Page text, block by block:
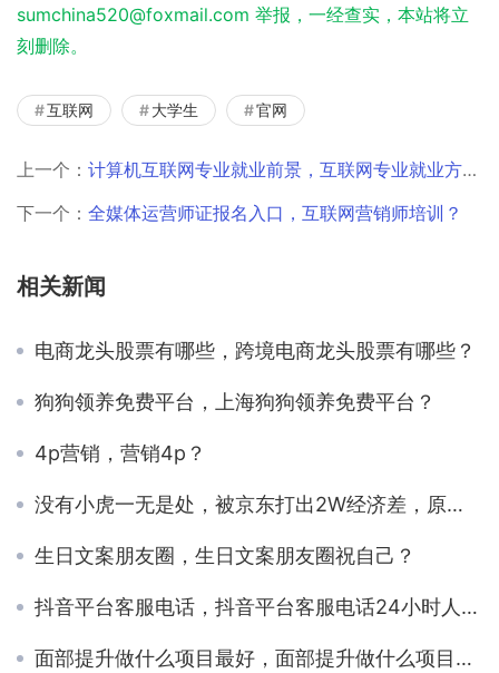
sumchina520@foxmail.com 举报，一经查实，本站将立
刻删除。
互联网 大学生 官网
上一个： 计算机互联网专业就业前景，互联网专业就业方向及前景？
下一个： 全媒体运营师证报名入口，互联网营销师培训？
相关新闻
电商龙头股票有哪些，跨境电商龙头股票有哪些？
狗狗领养免费平台，上海狗狗领养免费平台？
4p营销，营销4p？
没有小虎一无是处，被京东打出2W经济差，原来换个中单差别这么大
生日文案朋友圈，生日文案朋友圈祝自己？
抖音平台客服电话，抖音平台客服电话24小时人工服务热线？
面部提升做什么项目最好，面部提升做什么项目最好加减美在哪？